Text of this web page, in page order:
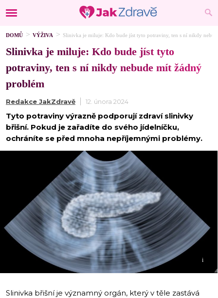
DOMŮ VÝŽIVA Slinivka je miluje: Kdo bude jíst tyto potraviny, ten s ní nikdy
Slinivka je miluje: Kdo bude jíst tyto
potraviny, ten s ní nikdy nebude mít žádný
problém
Redakce JakZdravě 12. února 2024
Tyto potraviny výrazně podporují zdraví slinivky
břišní. Pokud je zařadíte do svého jídelníčku,
ochráníte se před mnoha nepříjemnými problémy.
i
Slinivka břišní je významný orgán, který v těle zastává